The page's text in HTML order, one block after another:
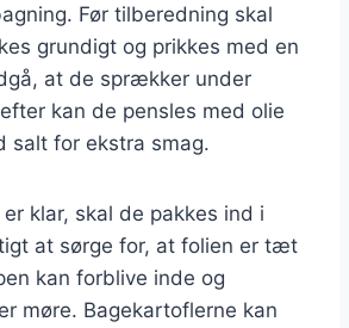
Før tilberedning skal
grundigt og prikkes med en
at de sprækker under
kan de pensles med olie
salt for ekstra smag.
klar, skal de pakkes ind i
at sørge for, at folien er tæt
kan forblive inde og
møre. Bagekartoflerne kan